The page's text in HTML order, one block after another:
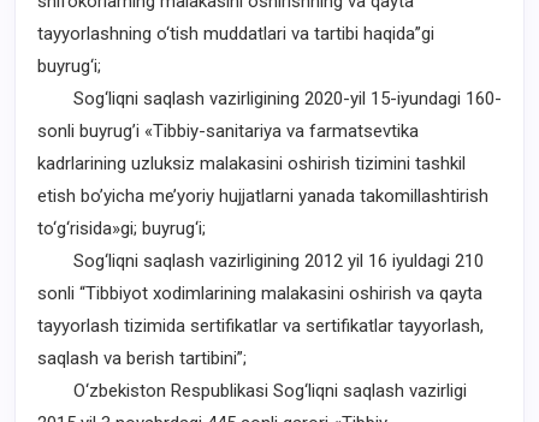
tayyorlashning o‘tish muddatlari va tartibi haqida”gi
buyrug‘i;
Sog‘liqni saqlash vazirligining 2020-yil 15-iyundagi 160-
sonli buyrug’i «Tibbiy-sanitariya va farmatsevtika
kadrlarining uzluksiz malakasini oshirish tizimini tashkil
etish bo’yicha me’yoriy hujjatlarni yanada takomillashtirish
to‘g‘risida»gi; buyrug‘i;
Sog‘liqni saqlash vazirligining 2012 yil 16 iyuldagi 210
sonli “Tibbiyot xodimlarining malakasini oshirish va qayta
tayyorlash tizimida sertifikatlar va sertifikatlar tayyorlash,
saqlash va berish tartibini”;
O‘zbekiston Respublikasi Sog‘liqni saqlash vazirligi